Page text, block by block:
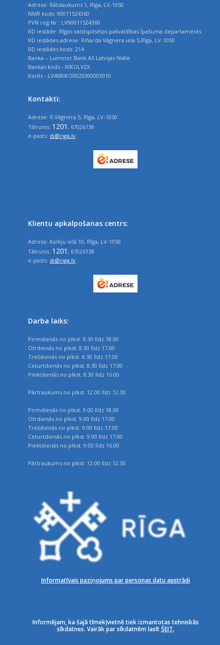
Adrese: Rātslaukums 1, Rīga, LV-1050
NMR kods: 90011524360
PVN reģ.Nr.: LV90011524360
RD iestāde: Rīgas valstspilsētas pašvaldības Īpašuma departaments
RD iestādes adrese: Riharda Vāgnera iela 5,Rīga, LV-1050
RD iestādes kods: 214
Banka – Luminor Bank AS Latvijas filiāle
Bankas kods - RIKOLV2X
Konts - LV46RIKO0020300003010
Kontakti:
Adrese: R.Vāgnera 5, Rīga, LV-1050
Tālrunis: 1201 , 67026138
e-pasts: di@riga.lv
Klientu apkalpošanas centrs:
Adrese: Kalēju ielā 10, Rīga, LV-1050
Tālrunis: 1201 , 67026138
e-pasts: di@riga.lv
Darba laiks:
Pirmdienās no plkst. 8.30 līdz 18.00
Otrdienās no plkst. 8.30 līdz 17.00
Trešdienās no plkst. 8.30 līdz 17.00
Ceturtdienās no plkst. 8.30 līdz 17.00
Piektdienās no plkst. 8.30 līdz 16.00
Pārtraukums no plkst. 12.00 līdz 12.30
Pirmdienās no plkst. 9.00 līdz 18.00
Otrdienās no plkst. 9.00 līdz 17.00
Trešdienās no plkst. 9.00 līdz 17.00
Ceturtdienās no plkst. 9.00 līdz 17.00
Piektdienās no plkst. 9.00 līdz 16.00
Pārtraukums no plkst. 12.00 līdz 12.30
Informatīvais paziņojums par personas datu apstrādi
Informējam, ka šajā tīmekļvietnē tiek izmantotas tehniskās
sīkdatnes. Vairāk par sīkdatnēm lasītŠEIT.